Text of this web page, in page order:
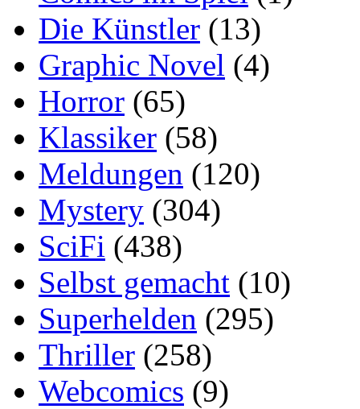
Die Künstler (13)
Graphic Novel (4)
Horror (65)
Klassiker (58)
Meldungen (120)
Mystery (304)
SciFi (438)
Selbst gemacht (10)
Superhelden (295)
Thriller (258)
Webcomics (9)